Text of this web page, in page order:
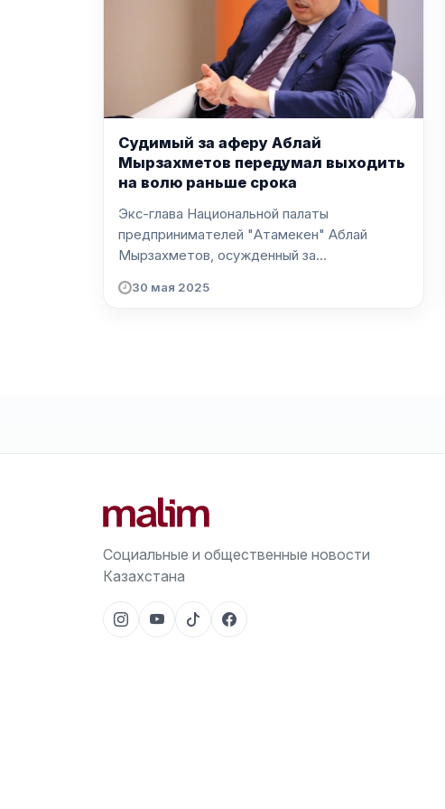
Судимый за аферу Аблай
Мырзахметов передумал выходить
на волю раньше срока
Экс-глава Национальной палаты
предпринимателей "Атамекен" Аблай
Мырзахметов, осужденный за
30 мая 2025
Социальные и общественные новости
Казахстана